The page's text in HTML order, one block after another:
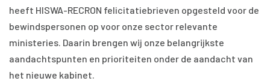
heeft HISWA-RECRON felicitatiebrieven opgesteld voor de
bewindspersonen op voor onze sector relevante
ministeries. Daarin brengen wij onze belangrijkste
aandachtspunten en prioriteiten onder de aandacht van
het nieuwe kabinet.